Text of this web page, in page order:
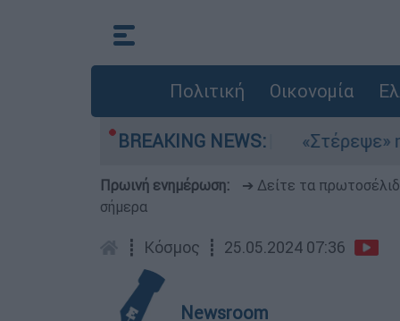
Πολιτική Οικονομία
BREAKING NEWS:
μελτέμια στο Αιγαίο «Στέρεψε» η
Πρωινή ενημέρωση: ➔ Δείτε τα
σήμερα
┋ Κόσμος ┋ 25.05.2024 07:36
Newsroom